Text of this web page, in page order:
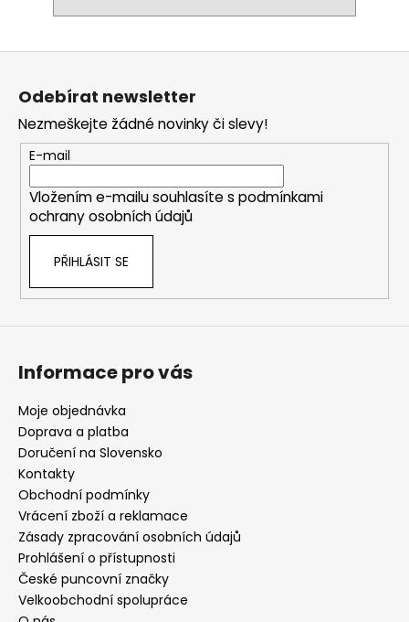
Z
Odebírat newsletter
Nezmeškejte žádné novinky či slevy!
E-mail
Vložením e-mailu souhlasíte s podmínkami
ochrany osobních údajů
PŘIHLÁSIT SE
Informace pro vás
Moje objednávka
Doprava a platba
Doručení na Slovensko
Kontakty
Obchodní podmínky
Vrácení zboží a reklamace
Zásady zpracování osobních údajů
Prohlášení o přístupnosti
České puncovní značky
Velkoobchodní spolupráce